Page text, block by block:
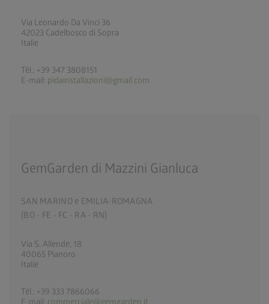
Via Leonardo Da Vinci 36
42023 Cadelbosco di Sopra
Italie
Tél.: +39 347 3808151
E-mail: pidainstallazioni@gmail.com
GemGarden di Mazzini Gianluca
SAN MARINO e EMILIA-ROMAGNA
(BO - FE - FC - RA - RN)
Via S. Allende, 18
40065 Pianoro
Italie
Tél.: +39 333 7866066
E-mail: commerciale@gemgarden.it